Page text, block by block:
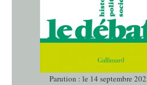
Parution : le 14 septembre